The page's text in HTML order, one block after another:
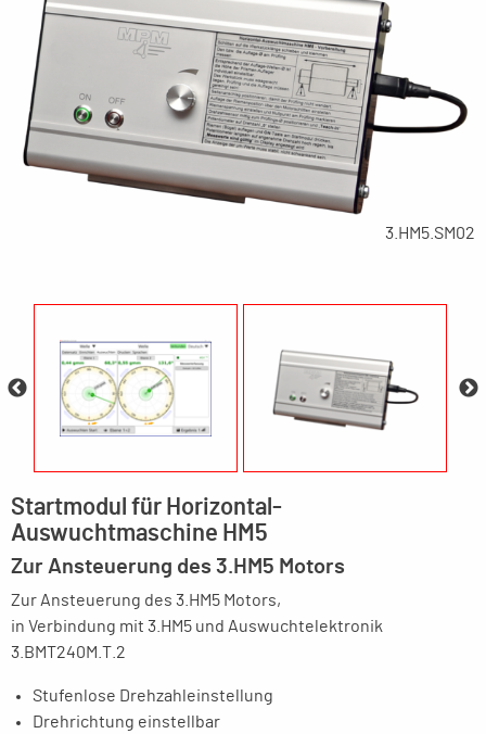
3.HM5.SM02
Startmodul für Horizontal-
Auswuchtmaschine HM5
Zur Ansteuerung des 3.HM5 Motors
Zur Ansteuerung des 3.HM5 Motors,
in Verbindung mit 3.HM5 und Auswuchtelektronik
3.BMT240M.T.2
Stufenlose Drehzahleinstellung
Drehrichtung einstellbar